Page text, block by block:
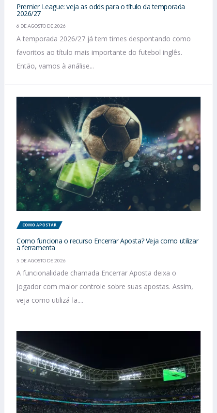
Premier League: veja as odds para o título da temporada
2026/27
6 DE AGOSTO DE 2026
A temporada 2026/27 já tem times despontando como
favoritos ao título mais importante do futebol inglês.
Então, vamos à análise...
COMO APOSTAR
Como funciona o recurso Encerrar Aposta? Veja como utilizar
a ferramenta
5 DE AGOSTO DE 2026
A funcionalidade chamada Encerrar Aposta deixa o
jogador com maior controle sobre suas apostas. Assim,
veja como utilizá-la....